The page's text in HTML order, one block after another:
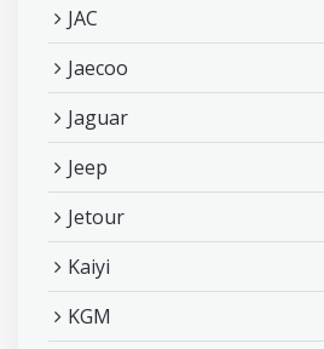
JAC
Jaecoo
Jaguar
Jeep
Jetour
Kaiyi
KGM